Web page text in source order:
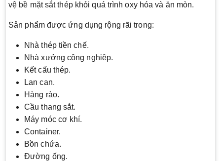
vệ bề mặt sắt thép khỏi quá trình oxy hóa và ăn mòn.
Sản phẩm được ứng dụng rộng rãi trong:
Nhà thép tiền chế.
Nhà xưởng công nghiệp.
Kết cấu thép.
Lan can.
Hàng rào.
Cầu thang sắt.
Máy móc cơ khí.
Container.
Bồn chứa.
Đường ống.